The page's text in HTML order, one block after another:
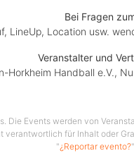
Bei Fragen
LineUp, Location usw.
Veranstalter und
Horkheim Handball e.V.,
Die Events werden von
für Inhalt oder
"¿Reportar evento?